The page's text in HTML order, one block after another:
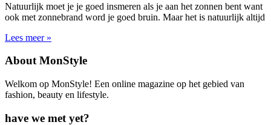
Natuurlijk moet je je goed insmeren als je aan het zonnen bent want
ook met zonnebrand word je goed bruin. Maar het is natuurlijk altijd
Lees meer »
About MonStyle
Welkom op MonStyle! Een online magazine op het gebied van
fashion, beauty en lifestyle.
have we met yet?